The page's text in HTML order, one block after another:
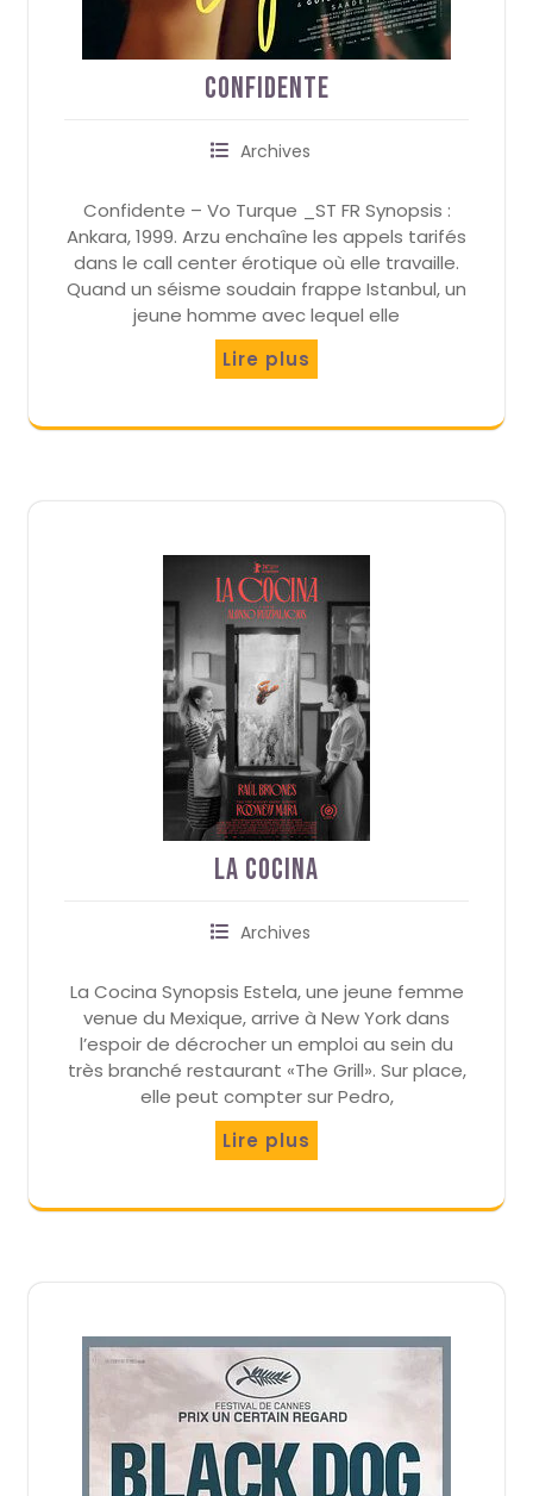
Confidente
Archives
Confidente – Vo Turque _ST FR Synopsis :
Ankara, 1999. Arzu enchaîne les appels tarifés
dans le call center érotique où elle travaille.
Quand un séisme soudain frappe Istanbul, un
jeune homme avec lequel elle
Lire plus
La cocina
Archives
La Cocina Synopsis Estela, une jeune femme
venue du Mexique, arrive à New York dans
l’espoir de décrocher un emploi au sein du
très branché restaurant «The Grill». Sur place,
elle peut compter sur Pedro,
Lire plus